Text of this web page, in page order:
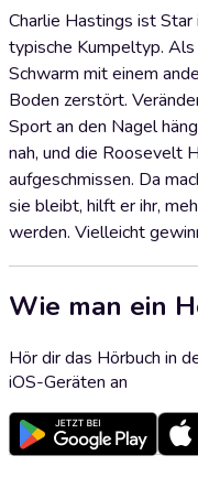
Charlie Hastings ist
typische Kumpeltyp.
Schwarm mit einem
Boden zerstört.
Sport an den Nagel
nah, und die Roosevelt
aufgeschmissen. Da
sie bleibt, hilft er ihr,
werden. Vielleicht
Wie man ein
Hör dir das Hörbuch in
iOS-Geräten an